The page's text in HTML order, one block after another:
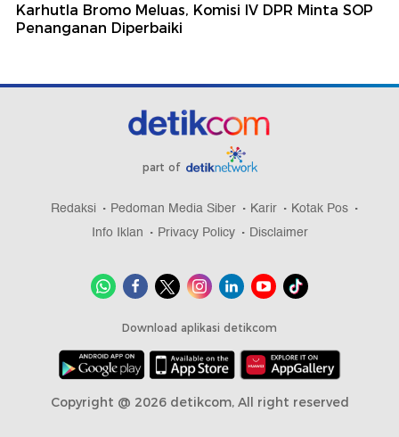
Karhutla Bromo Meluas, Komisi IV DPR Minta SOP
Penanganan Diperbaiki
part of
Redaksi Pedoman Media Siber Karir
Kotak Pos
Info Iklan
Privacy Policy Disclaimer
Download aplikasi detikcom
Copyright @ 2026 detikcom, All right reserved